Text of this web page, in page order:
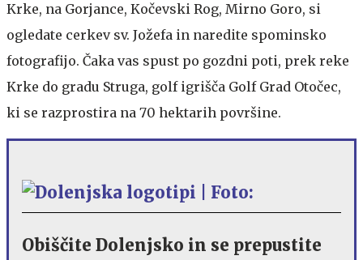
Krke, na Gorjance, Kočevski Rog, Mirno Goro, si
ogledate cerkev sv. Jožefa in naredite spominsko
fotografijo. Čaka vas spust po gozdni poti, prek reke
Krke do gradu Struga, golf igrišča Golf Grad Otočec,
ki se razprostira na 70 hektarih površine.
Obiščite Dolenjsko in se prepustite